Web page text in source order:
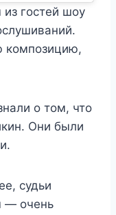
гостей шоу
композицию,
о том, что
Они были
судьи
— очень